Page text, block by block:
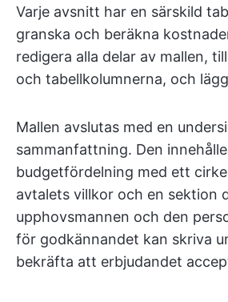
Varje avsnitt har en särskild
granska och beräkna
redigera alla delar av mallen,
och tabellkolumnerna, och
Mallen avslutas med en
sammanfattning. Den
budgetfördelning med ett
avtalets villkor och en sektion
upphovsmannen och den
för godkännandet kan skriva
bekräfta att erbjudandet